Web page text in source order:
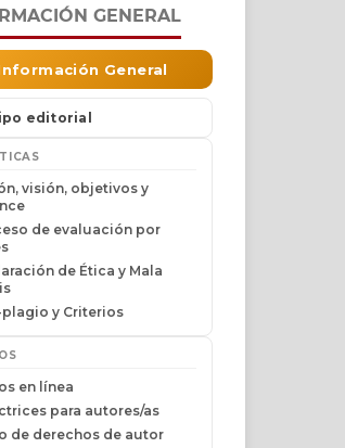
GENERAL